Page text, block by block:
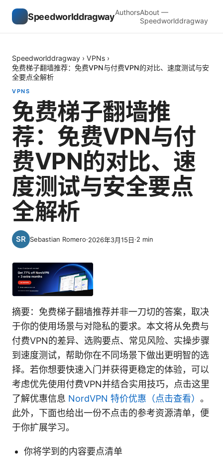
SpeedworlddragwayAuthorsAbout —
Speedworlddragway
Speedworlddragway › VPNs ›
免费梯子翻墙推荐：免费VPN与付费VPN的对比、速度测试与安
全要点全解析
VPNS
免费梯子翻墙推
荐：免费VPN与付
费VPN的对比、速
度测试与安全要点
全解析
Sebastian Romero·2026年3月15日·2 min
摘要：免费梯子翻墙推荐并非一刀切的答案，取决
于你的使用场景与对隐私的要求。本文将从免费与
付费VPN的差异、选购要点、常见风险、实操步骤
到速度测试，帮助你在不同场景下做出更明智的选
择。若你想要快速入门并获得更稳定的体验，可以
考虑优先使用付费VPN并结合实用技巧，点击这里
了解优惠信息 NordVPN 特价优惠（点击查看） 。
此外，下面也给出一份不点击的参考资源清单，便
于你扩展学习。
你将学到的内容要点清单